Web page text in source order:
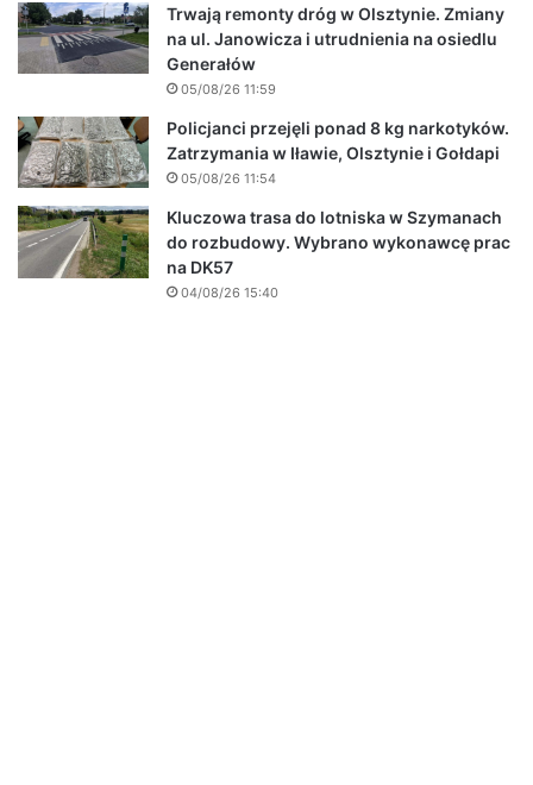
Trwają remonty dróg w Olsztynie. Zmiany
na ul. Janowicza i utrudnienia na osiedlu
Generałów
05/08/26 11:59
Policjanci przejęli ponad 8 kg narkotyków.
Zatrzymania w Iławie, Olsztynie i Gołdapi
05/08/26 11:54
Kluczowa trasa do lotniska w Szymanach
do rozbudowy. Wybrano wykonawcę prac
na DK57
04/08/26 15:40